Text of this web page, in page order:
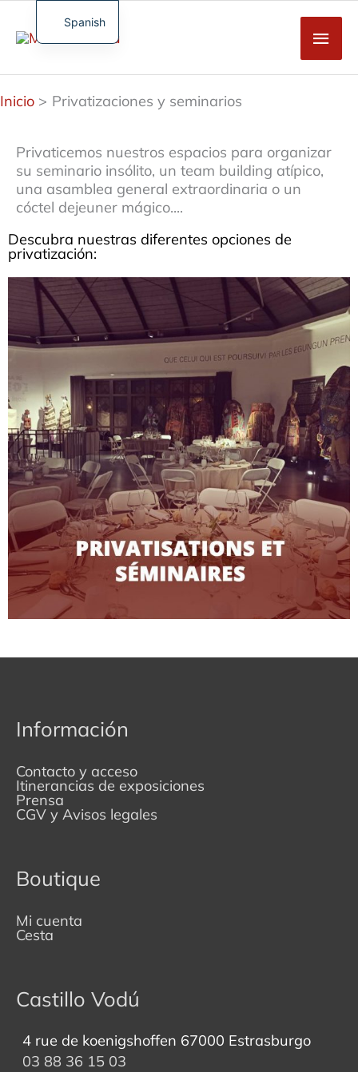
Saltar
contenido
Inicio Privatizaciones y seminarios
Privaticemos nuestros espacios para organizar
su seminario insólito, un team building atípico,
una asamblea general extraordinaria o un
cóctel dejeuner mágico....
Descubra nuestras diferentes opciones de
privatización:
Información
Contacto y acceso
Itinerancias de exposiciones
Prensa
CGV y Avisos legales
Boutique
Mi cuenta
Cesta
Castillo Vodú
4 rue de koenigshoffen 67000 Estrasburgo
03 88 36 15 03
Spanish
French
English
German